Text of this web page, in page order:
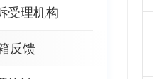
受理机构
反馈